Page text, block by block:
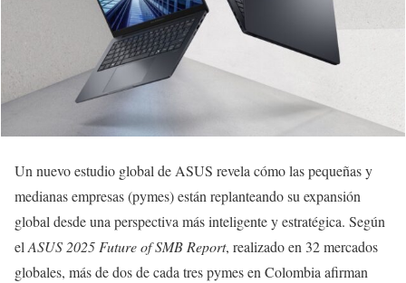
Un nuevo estudio global de ASUS revela cómo las pequeñas y
medianas empresas (pymes) están replanteando su expansión
global desde una perspectiva más inteligente y estratégica. Según
elASUS 2025 Future of SMB Report, realizado en 32 mercados
globales, más de dos de cada tres pymes en Colombia afirman